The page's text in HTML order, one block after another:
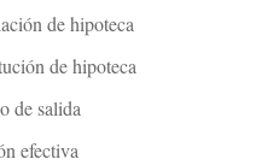
de hipoteca
de hipoteca
de salida
efectiva